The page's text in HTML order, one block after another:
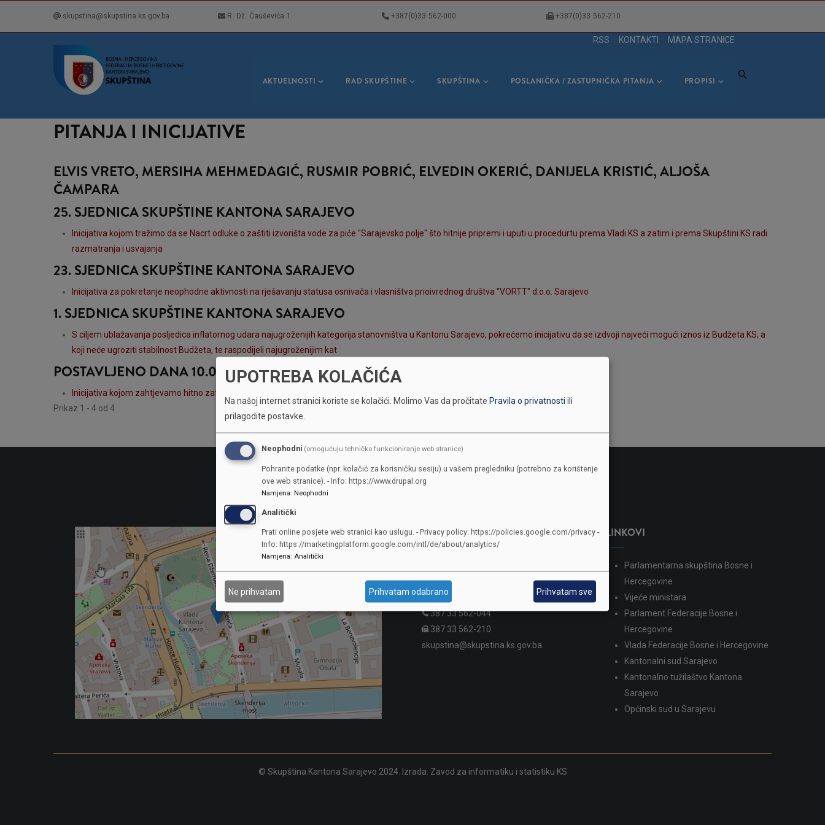
skupstina@skupstina.ks.gov.ba R. Dž. Čauševića 1 +387(0)33 562-000 +387(0)33 562-210
RSS KONTAKTI MAPA STRANICE
NAVIGACIJA
AKTUELNOSTI RAD SKUPŠTINE SKUPŠTINA POSLANIČKA / ZASTUPNIČKA PITANJA PROPISI
PITANJA I INICIJATIVE
ELVIS VRETO, MERSIHA MEHMEDAGIĆ, RUSMIR POBRIĆ, ELVEDIN OKERIĆ, DANIJELA KRISTIĆ, ALJOŠA
ČAMPARA
25. SJEDNICA SKUPŠTINE KANTONA SARAJEVO
Inicijativa kojom tražimo da se Nacrt odluke o zaštiti izvorišta vode za piće "Sarajevsko polje" što hitnije pripremi i uputi u procedurtu prema Vladi KS a zatim i prema Skupštini KS radi
razmatranja i usvajanja
23. SJEDNICA SKUPŠTINE KANTONA SARAJEVO
Inicijativa za pokretanje neophodne aktivnosti na rješavanju statusa osnivača i vlasništva prioivrednog društva "VORTT" d.o.o. Sarajevo
1. SJEDNICA SKUPŠTINE KANTONA SARAJEVO
S ciljem ublažavanja posljedica inflatornog udara najugroženijih kategorija stanovništva u Kantonu Sarajevo, pokrećemo inicijativu da se izdvoji najveći mogući iznos iz Budžeta KS, a
koji neće ugroziti stabilnost Budžeta, te raspodijeli najugroženijim kat
POSTAVLJENO DANA 10.06.2025
Inicijativa kojom zahtjevamo hitno zatvaranje migrantskog prihvatnog centra u Blažuju
Prikaz 1 - 4 od 4
KONTAKTI
Adresa: Sarajevo, Reisa Džemaludina
Čauševića 1
387 33 562-044
387 33 562-210
skupstina@skupstina.ks.gov.ba
LINKOVI
Parlamentarna skupština Bosne i
Hercegovine
Vijeće ministara
Parlament Federacije Bosne i
Hercegovine
Vlada Federacije Bosne i Hercegovine
Kantonalni sud Sarajevo
Kantonalno tužilaštvo Kantona
Sarajevo
Općinski sud u Sarajevu
© Skupština Kantona Sarajevo 2024. Izrada: Zavod za informatiku i statistiku KS
UPOTREBA KOLAČIĆA
Na našoj internet stranici koriste se kolačići. Molimo Vas da pročitate Pravila o privatnosti ili
prilagodite postavke.
Neophodni (omogućuju tehničko funkcioniranje web stranice)
Pohranite podatke (npr. kolačić za korisničku sesiju) u vašem pregledniku (potrebno za korištenje
ove web stranice). - Info: https://www.drupal.org
Namjena: Neophodni
Analitički
Prati online posjete web stranici kao uslugu. - Privacy policy: https://policies.google.com/privacy -
Info: https://marketingplatform.google.com/intl/de/about/analytics/
Namjena: Analitički
Ne prihvatam Prihvatam odabrano Prihvatam sve